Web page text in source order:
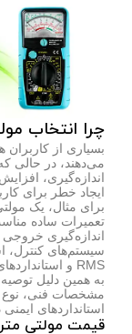
چرا انتخاب
بسیاری از کاربران
می‌دهند، در حالی
اندازه‌گیری،
ایجاد خطر برای
برای مثال، یک
تعمیرات ساده
اندازه‌گیری خروجی
RMS و استانداردهای ایمنی CAT III یا CAT IV ضروری است.
به همین دلیل
مشخصات فنی، نوع
استانداردهای
قیمت مولتی